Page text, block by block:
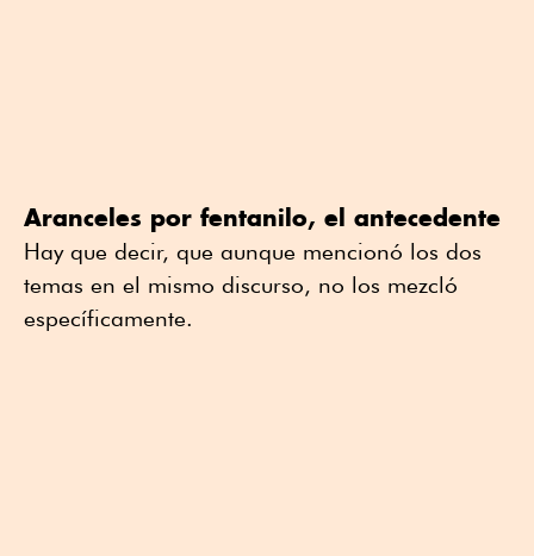
Aranceles por fentanilo, el antecedente
Hay que decir, que aunque mencionó los dos
temas en el mismo discurso, no los mezcló
específicamente.